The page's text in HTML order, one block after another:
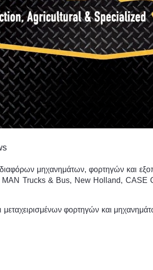
μηχανημάτων, φορτηγών και
MAN Trucks & Bus, New Holland,
μεταχειρισμένων φορτηγών και